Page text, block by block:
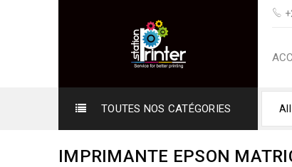
TOUTES NOS CATÉGORIES
IMPRIMANTE EPSON